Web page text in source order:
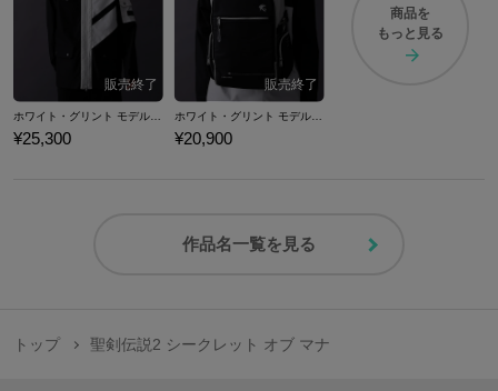
ホワイト・グリント モデル ブルゾン ARMORED CORE for Answer アーマード・コア フォーアンサー
¥25,300
ホワイト・グリント モデル バックパック ARMORED CORE for Answer アーマード・コア フォーアンサー
¥20,900
商品を
もっと見る
作品名一覧を見る
トップ 聖剣伝説2 シークレット オブ マナ